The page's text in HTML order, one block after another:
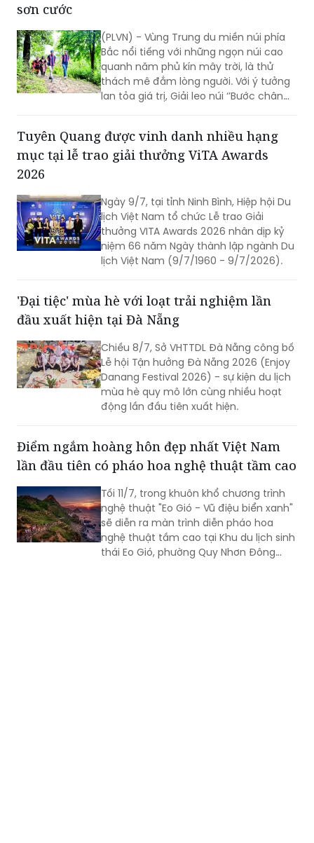
sơn cước
(PLVN) - Vùng Trung du miền núi phía
Bắc nổi tiếng với những ngọn núi cao
quanh năm phủ kín mây trời, là thử
thách mê đắm lòng người. Với ý tưởng
lan tỏa giá trị, Giải leo núi ‘’Bước chân
miền sơn cước.
Tuyên Quang được vinh danh nhiều hạng
mục tại lễ trao giải thưởng ViTA Awards
2026
Ngày 9/7, tại tỉnh Ninh Bình, Hiệp hội Du
lịch Việt Nam tổ chức Lễ trao Giải
thưởng VITA Awards 2026 nhân dịp kỷ
niệm 66 năm Ngày thành lập ngành Du
lịch Việt Nam (9/7/1960 - 9/7/2026).
'Đại tiệc' mùa hè với loạt trải nghiệm lần
đầu xuất hiện tại Đà Nẵng
Chiều 8/7, Sở VHTTDL Đà Nẵng công bố
Lễ hội Tận hưởng Đà Nẵng 2026 (Enjoy
Danang Festival 2026) - sự kiện du lịch
mùa hè quy mô lớn cùng nhiều hoạt
động lần đầu tiên xuất hiện.
Điểm ngắm hoàng hôn đẹp nhất Việt Nam
lần đầu tiên có pháo hoa nghệ thuật tầm cao
Tối 11/7, trong khuôn khổ chương trình
nghệ thuật "Eo Gió - Vũ điệu biển xanh"
sẽ diễn ra màn trình diễn pháo hoa
nghệ thuật tầm cao tại Khu du lịch sinh
thái Eo Gió, phường Quy Nhơn Đông